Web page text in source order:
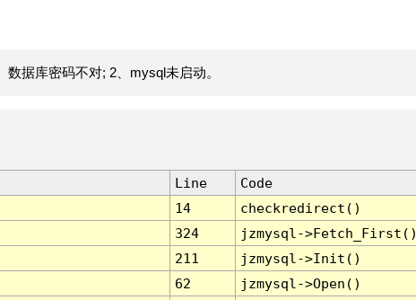
据库密码不对; 2、mysql未启动。
Line
Code
14
checkredirect()
324
jzmysql-
211
jzmysql->Init()
62
jzmysql->Open()